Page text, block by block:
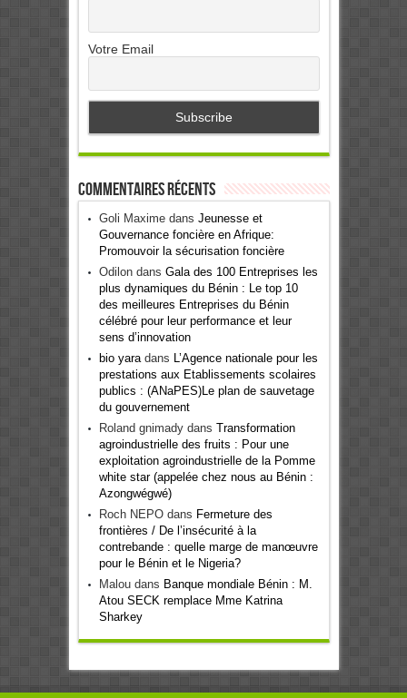
Votre Email
Commentaires récents
Goli Maximedans Jeunesse et
Gouvernance foncière en Afrique:
Promouvoir la sécurisation foncière
Odilondans Gala des 100 Entreprises les
plus dynamiques du Bénin : Le top 10
des meilleures Entreprises du Bénin
célébré pour leur performance et leur
sens d’innovation
bio yaradans L’Agence nationale pour les
prestations aux Etablissements scolaires
publics : (ANaPES)Le plan de sauvetage
du gouvernement
Roland gnimadydans Transformation
agroindustrielle des fruits : Pour une
exploitation agroindustrielle de la Pomme
white star (appelée chez nous au Bénin :
Azongwégwé)
Roch NEPOdans Fermeture des
frontières / De l’insécurité à la
contrebande : quelle marge de manœuvre
pour le Bénin et le Nigeria?
Maloudans Banque mondiale Bénin : M.
Atou SECK remplace Mme Katrina
Sharkey